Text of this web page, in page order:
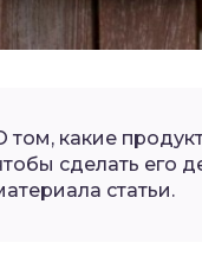
том, какие
сделать его
статьи.